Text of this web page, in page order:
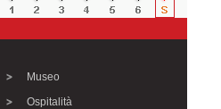
Museo
Ospitalità